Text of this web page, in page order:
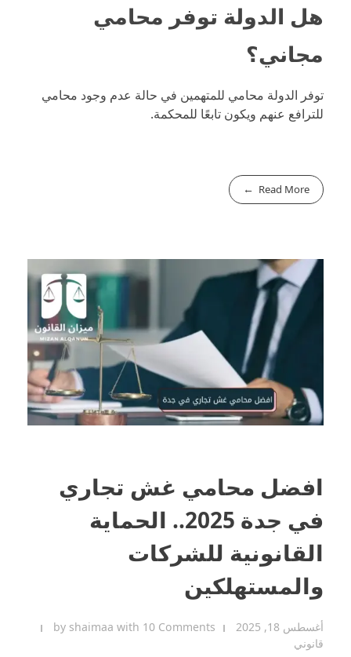
هل الدولة توفر محامي
مجاني؟
توفر الدولة محامي للمتهمين في حالة عدم وجود محامي
للترافع عنهم ويكون تابعًا للمحكمة.
Read More
افضل محامي غش تجاري
في جدة 2025.. الحماية
القانونية للشركات
والمستهلكين
أغسطس 18, 2025 by shaimaa with 10 Comments
قانوني